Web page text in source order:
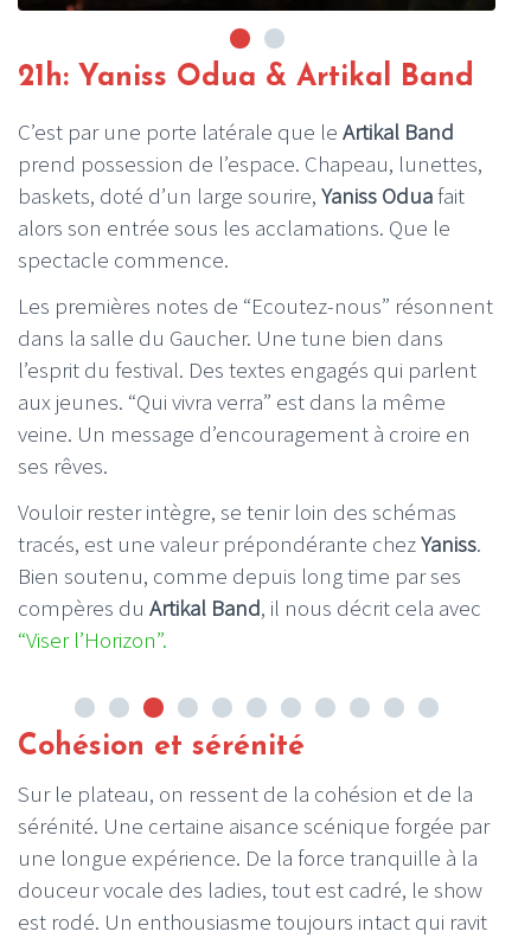
21h: Yaniss Odua & Artikal Band
C’est par une porte latérale que le Artikal Band
prend possession de l’espace. Chapeau, lunettes,
baskets, doté d’un large sourire, Yaniss Oduafait
alors son entrée sous les acclamations. Que le
spectacle commence.
Les premières notes de “Ecoutez-nous” résonnent
dans la salle du Gaucher. Une tune bien dans
l’esprit du festival. Des textes engagés qui parlent
aux jeunes. “Qui vivra verra” est dans la même
veine. Un message d’encouragement à croire en
ses rêves.
Vouloir rester intègre, se tenir loin des schémas
tracés, est une valeur prépondérante chezYaniss.
Bien soutenu, comme depuis long time par ses
compères du Artikal Band, il nous décrit cela avec
“Viser l’Horizon”.
Cohésion et sérénité
Sur le plateau, on ressent de la cohésion et de la
sérénité. Une certaine aisance scénique forgée par
une longue expérience. De la force tranquille à la
douceur vocale des ladies, tout est cadré, le show
est rodé. Un enthousiasme toujours intact qui ravit